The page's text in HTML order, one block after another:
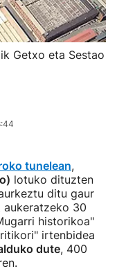
Getxo eta Sestao
tunelean,
lotuko dituzten
ditu gaur
aukeratzeko 30
historikoa"
irtenbidea
dute, 400